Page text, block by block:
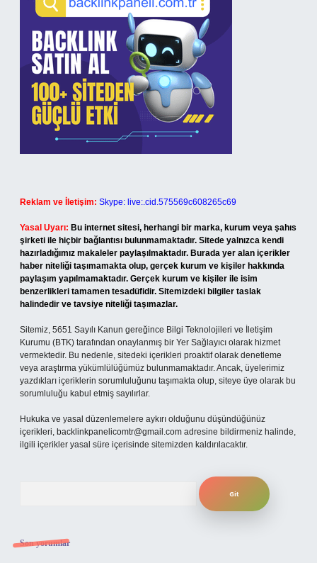
Reklam ve İletişim: Skype: live:.cid.575569c608265c69
Yasal Uyarı: Bu internet sitesi, herhangi bir marka, kurum veya şahıs
şirketi ile hiçbir bağlantısı bulunmamaktadır. Sitede yalnızca kendi
hazırladığımız makaleler paylaşılmaktadır. Burada yer alan içerikler
haber niteliği taşımamakta olup, gerçek kurum ve kişiler hakkında
paylaşım yapılmamaktadır. Gerçek kurum ve kişiler ile isim
benzerlikleri tamamen tesadüfidir. Sitemizdeki bilgiler taslak
halindedir ve tavsiye niteliği taşımazlar.
Sitemiz, 5651 Sayılı Kanun gereğince Bilgi Teknolojileri ve İletişim
Kurumu (BTK) tarafından onaylanmış bir Yer Sağlayıcı olarak hizmet
vermektedir. Bu nedenle, sitedeki içerikleri proaktif olarak denetleme
veya araştırma yükümlülüğümüz bulunmamaktadır. Ancak, üyelerimiz
yazdıkları içeriklerin sorumluluğunu taşımakta olup, siteye üye olarak bu
sorumluluğu kabul etmiş sayılırlar.
Hukuka ve yasal düzenlemelere aykırı olduğunu düşündüğünüz
içerikleri, backlinkpanelicomtr@gmail.com adresine bildirmeniz halinde,
ilgili içerikler yasal süre içerisinde sitemizden kaldırılacaktır.
Son yorumlar